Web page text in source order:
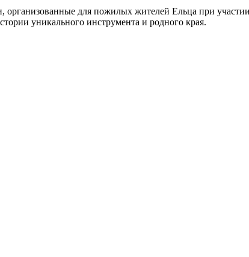
для пожилых жителей Ельца при
уникального инструмента и родного края.